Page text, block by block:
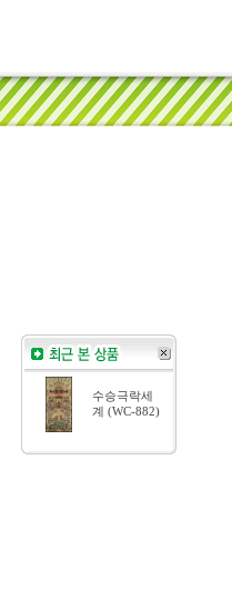
수승극락세
계 (WC-882)